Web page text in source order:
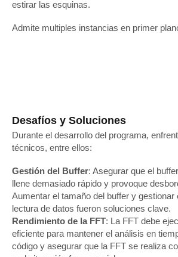
estirar las esquinas.
Admite multiples instancias en primer
Desafíos y Soluciones
Durante el desarrollo del programa,
técnicos, entre ellos:
Gestión del Buffer: Asegurar que el
llene demasiado rápido y provoque
Aumentar el tamaño del buffer y gestionar
lectura de datos fueron soluciones clave.
Rendimiento de la FFT: La FFT debe
eficiente para mantener el análisis en
código y asegurar que la FFT se realiza